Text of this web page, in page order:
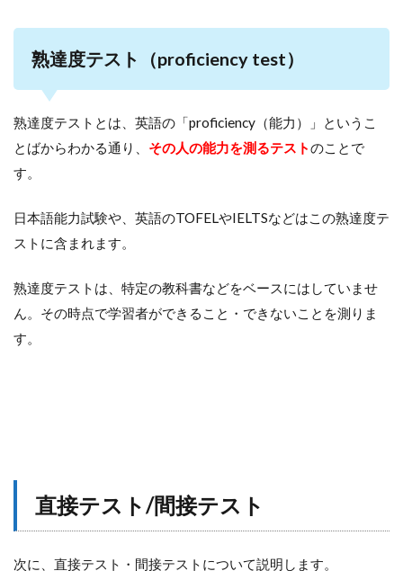
熟達度テスト（proficiency test）
熟達度テストとは、英語の「proficiency（能力）」というこ
とばからわかる通り、 その人の能力を測るテストのことで
す。
日本語能力試験や、英語のTOFELやIELTSなどはこの熟達度テ
ストに含まれます。
熟達度テストは、特定の教科書などをベースにはしていませ
ん。その時点で学習者ができること・できないことを測りま
す。
直接テスト/間接テスト
次に、直接テスト・間接テストについて説明します。